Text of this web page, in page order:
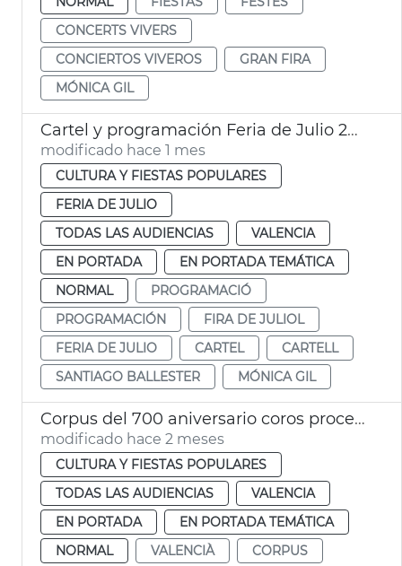
CONCERTS VIVERS
CONCIERTOS VIVEROS
GRAN FIRA
MÓNICA GIL
Cartel y programación Feria de Julio 2026
modificado hace 1 mes
CULTURA Y FIESTAS POPULARES
FERIA DE JULIO
TODAS LAS AUDIENCIAS
VALENCIA
EN PORTADA
EN PORTADA TEMÁTICA
NORMAL
PROGRAMACIÓ
PROGRAMACIÓN
FIRA DE JULIOL
FERIA DE JULIO
CARTEL
CARTELL
SANTIAGO BALLESTER
MÓNICA GIL
Corpus del 700 aniversario coros procesión siete monumentos florales
modificado hace 2 meses
CULTURA Y FIESTAS POPULARES
TODAS LAS AUDIENCIAS
VALENCIA
EN PORTADA
EN PORTADA TEMÁTICA
NORMAL
VALENCIÀ
CORPUS